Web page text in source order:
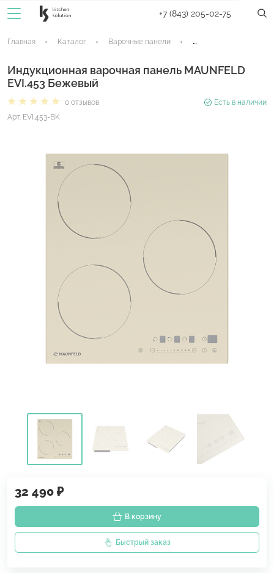
+7 (843) 205-02-75
Главная Каталог Варочные панели Индукционные панели
Индукционная варочная панель MAUNFELD
EVI.453 Бежевый
0 отзывов
Есть в наличии
Арт. EVI.453-BK
32 490 ₽
В корзину
Быстрый заказ